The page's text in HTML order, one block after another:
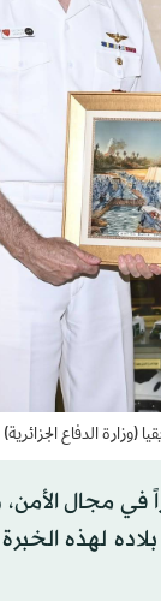
(وزارة الدفاع الجزائرية)
في مجال
لهذه